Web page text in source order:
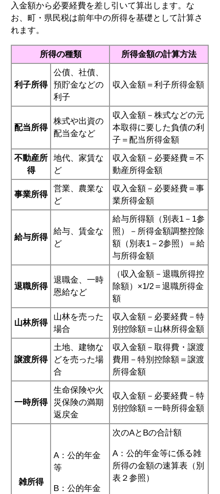
入金額から必要経費を差し引いて算出します。な
お、町・県民税は前年中の所得を基礎として計算さ
れます。
所得の種類 所得金額の計算方法
利子所得
公債、社債、
預貯金などの
利子
収入金額＝利子所得金額
配当所得
株式や出資の
配当金など
収入金額－株式などの元
本取得に要した負債の利
子＝配当所得金額
不動産所
得
地代、家賃な
ど
収入金額－必要経費＝不
動産所得金額
事業所得
営業、農業な
ど
収入金額－必要経費＝事
業所得金額
給与所得
給与、賃金な
ど
給与所得額（別表1－1参
照）－所得金額調整控除
額（別表1－2参照）＝給
与所得金額
退職所得
退職金、一時
恩給など
（収入金額－退職所得控
除額）×1/2＝退職所得金
額
山林所得
山林を売った
場合
収入金額－必要経費－特
別控除額＝山林所得金額
譲渡所得
土地、建物な
どを売った場
合
収入金額－取得費・譲渡
費用－特別控除額＝譲渡
所得金額
一時所得
生命保険や火
災保険の満期
返戻金
収入金額－必要経費－特
別控除額＝一時所得金額
雑所得
A：公的年金
等
B：公的年金
次のAとBの合計額
A：公的年金等に係る雑
所得の金額の速算表（別
表２参照）